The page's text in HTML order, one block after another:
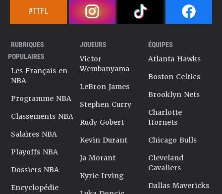
#TTFL
RUBRIQUES
POPULAIRES
Les Français en
NBA
Programme NBA
Classements NBA
Salaires NBA
Playoffs NBA
Dossiers NBA
Encyclopédie
JOUEURS
Victor
Wembanyama
LeBron James
Stephen Curry
Rudy Gobert
Kevin Durant
Ja Morant
Kyrie Irving
ÉQUIPES
Atlanta Hawks
Boston Celtics
Brooklyn Nets
Charlotte
Hornets
Chicago Bulls
Cleveland
Cavaliers
Dallas Mavericks